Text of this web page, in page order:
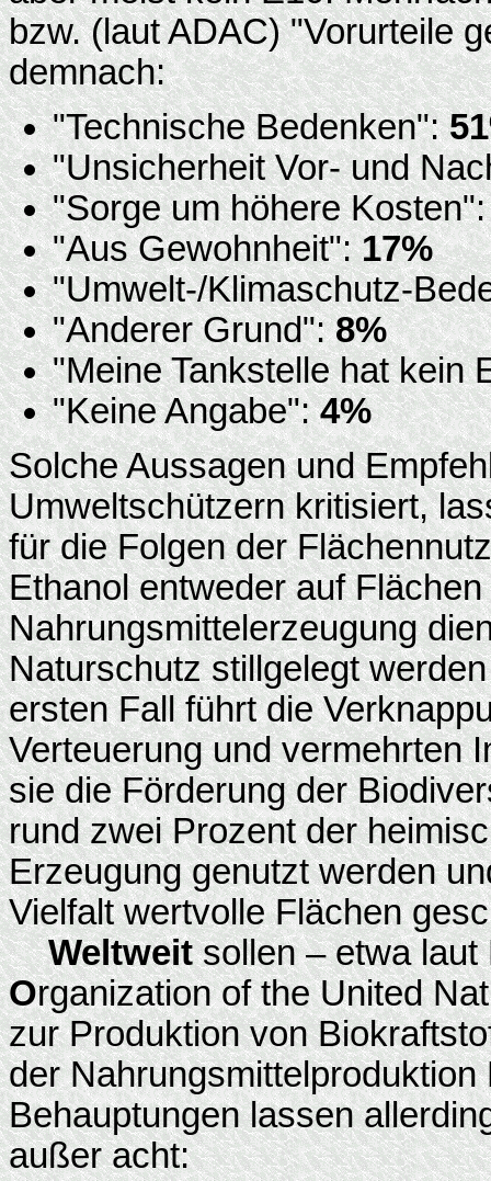
bzw. (laut ADAC) "Vorurteile
demnach:
"Technische Bedenken":
"Unsicherheit Vor- und
"Sorge um höhere
"Aus Gewohnheit":17%
"Umwelt-/Klimaschutz-
"Anderer Grund":8%
"Meine Tankstelle hat kein
"Keine Angabe":4%
Solche Aussagen und
Umweltschützern kritisiert,
für die Folgen der
Ethanol entweder auf
Nahrungsmittelerzeugung
Naturschutz stillgelegt
ersten Fall führt die
Verteuerung und vermehrten
sie die Förderung der
rund zwei Prozent der
Erzeugung genutzt werden
Vielfalt wertvolle Flächen
Weltweitsollen – etwa laut
Organization of the United
zur Produktion von
der
Behauptungen lassen
außer acht: